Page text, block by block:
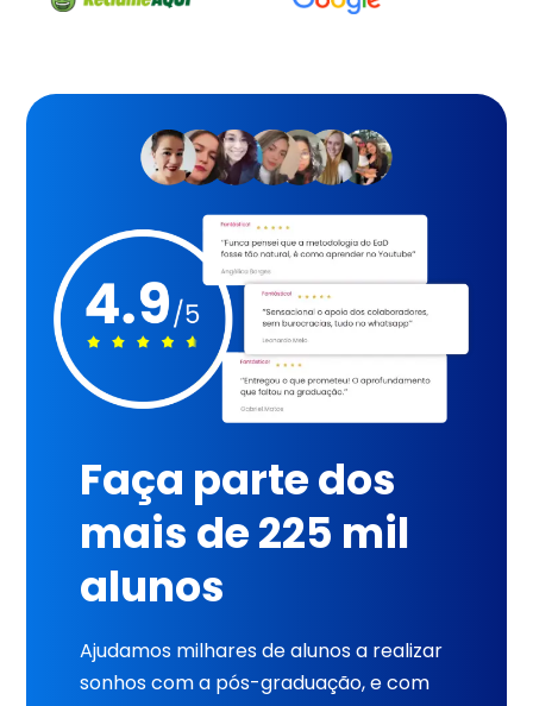
Faça parte dos
mais de 225 mil
alunos
Ajudamos milhares de alunos a realizar
sonhos com a pós-graduação, e com